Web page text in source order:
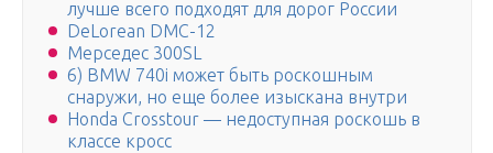
лучше всего подходят для дорог России
DeLorean DMC-12
Мерседес 300SL
6) BMW 740i может быть роскошным
снаружи, но еще более изыскана внутри
Honda Crosstour — недоступная роскошь в
классе кросс